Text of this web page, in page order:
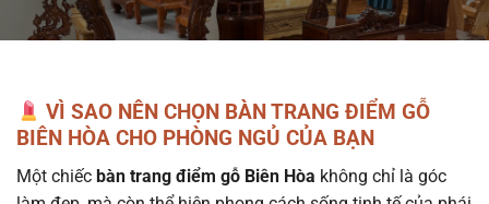
VÌ SAO NÊN CHỌN BÀN TRANG ĐIỂM GỖ
BIÊN HÒA CHO PHÒNG NGỦ CỦA BẠN
Một chiếc bàn trang điểm gỗ Biên Hòa không chỉ là góc